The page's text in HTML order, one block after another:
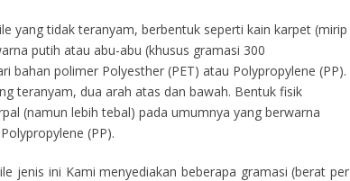
yang tidak teranyam, berbentuk seperti kain karpet (mirip
putih atau abu-abu (khusus gramasi 300
bahan polimer Polyesther (PET) atau Polypropylene (PP).
teranyam, dua arah atas dan bawah. Bentuk fisik
(namun lebih tebal) pada umumnya yang berwarna
(PP).
jenis ini Kami menyediakan beberapa gramasi (berat per